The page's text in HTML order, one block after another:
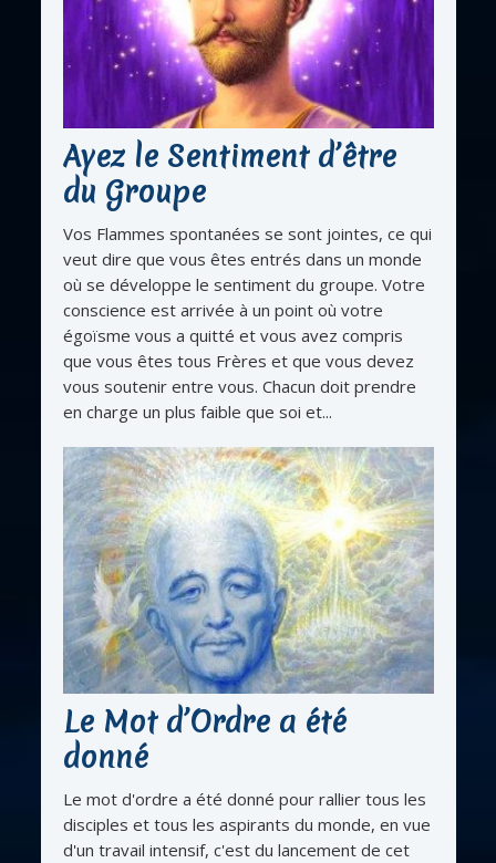
Ayez le Sentiment d’être
du Groupe
Vos Flammes spontanées se sont jointes, ce qui
veut dire que vous êtes entrés dans un monde
où se développe le sentiment du groupe. Votre
conscience est arrivée à un point où votre
égoïsme vous a quitté et vous avez compris
que vous êtes tous Frères et que vous devez
vous soutenir entre vous. Chacun doit prendre
en charge un plus faible que soi et...
Le Mot d’Ordre a été
donné
Le mot d'ordre a été donné pour rallier tous les
disciples et tous les aspirants du monde, en vue
d'un travail intensif, c'est du lancement de cet